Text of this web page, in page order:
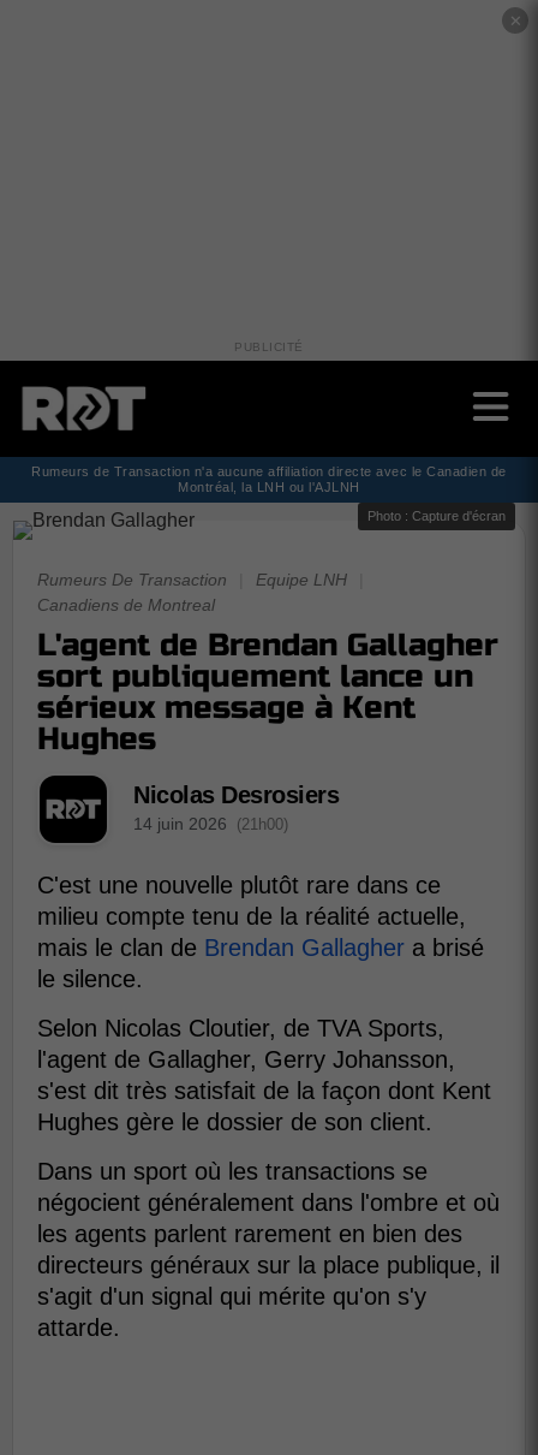
✕
PUBLICITÉ
Rumeurs de Transaction n'a aucune affiliation directe avec le Canadien de
Montréal, la LNH ou l'AJLNH
Photo : Capture d'écran
Rumeurs De Transaction Equipe LNH
Canadiens de Montreal
L'agent de Brendan Gallagher
sort publiquement lance un
sérieux message à Kent
Hughes
Nicolas Desrosiers
14 juin 2026 (21h00)
C'est une nouvelle plutôt rare dans ce
milieu compte tenu de la réalité actuelle,
mais le clan de Brendan Gallagher a brisé
le silence.
Selon Nicolas Cloutier, de TVA Sports,
l'agent de Gallagher, Gerry Johansson,
s'est dit très satisfait de la façon dont Kent
Hughes gère le dossier de son client.
Dans un sport où les transactions se
négocient généralement dans l'ombre et où
les agents parlent rarement en bien des
directeurs généraux sur la place publique, il
s'agit d'un signal qui mérite qu'on s'y
attarde.